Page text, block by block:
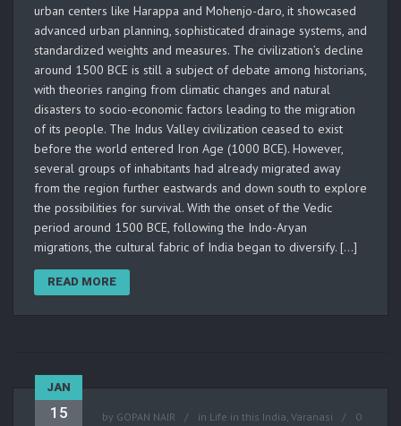
urban centers like Harappa and Mohenjo-daro, it showcased
advanced urban planning, sophisticated drainage systems, and
standardized weights and measures. The civilization’s decline
around 1500 BCE is still a subject of debate among historians,
with theories ranging from climatic changes and natural
disasters to socio-economic factors leading to the migration
of its people. The Indus Valley civilization ceased to exist
before the world entered Iron Age (1000 BCE). However,
several groups of inhabitants had already migrated away
from the region further eastwards and down south to explore
the possibilities for survival. With the onset of the Vedic
period around 1500 BCE, following the Indo-Aryan
migrations, the cultural fabric of India began to diversify. […]
READ MORE
JAN
15 by GOPAN NAIR in Life in this India, Varanasi
0